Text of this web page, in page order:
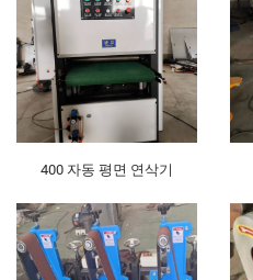
400 자동 평면 연삭기